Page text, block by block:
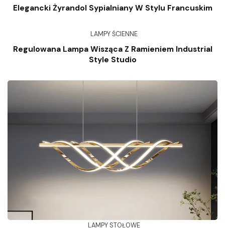
Elegancki Żyrandol Sypialniany W Stylu Francuskim
LAMPY ŚCIENNE
Regulowana Lampa Wisząca Z Ramieniem Industrial
Style Studio
LAMPY STOŁOWE